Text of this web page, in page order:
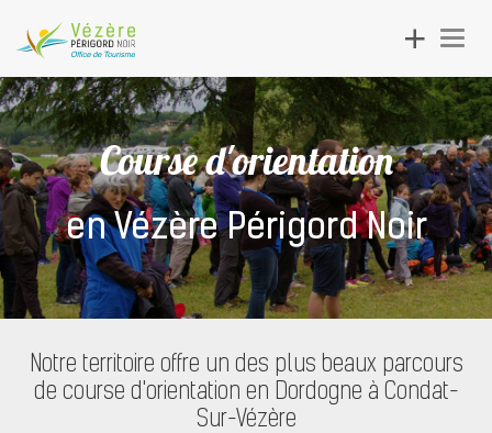
Toggle
navigation
Course d'orientation
en Vézère Périgord Noir
Notre territoire offre un des plus beaux parcours
de course d'orientation en Dordogne à Condat-
Sur-Vézère